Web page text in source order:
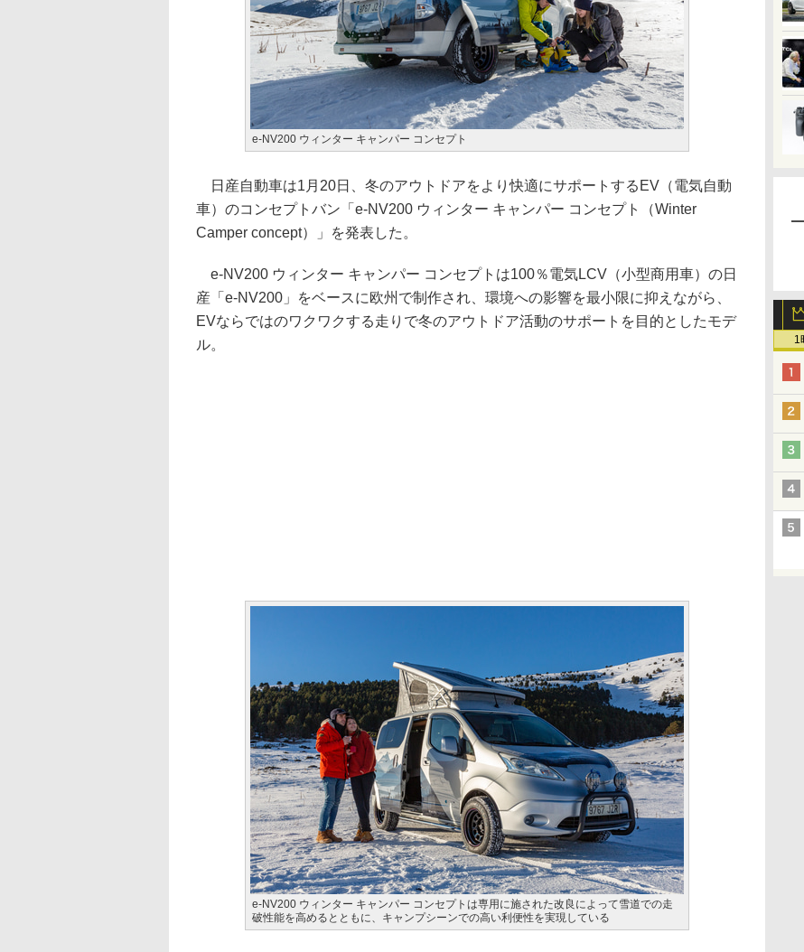
1
e-NV200 ウィンター キャンパー コンセプト
日産自動車は1月20日、冬のアウトドアをより快適にサポートするEV（電気自動
車）のコンセプトバン「e-NV200 ウィンター キャンパー コンセプト（Winter
Camper concept）」を発表した。
e-NV200 ウィンター キャンパー コンセプトは100％電気LCV（小型商用車）の日
産「e-NV200」をベースに欧州で制作され、環境への影響を最小限に抑えながら、
EVならではのワクワクする走りで冬のアウトドア活動のサポートを目的としたモデ
ル。
e-NV200 ウィンター キャンパー コンセプトは専用に施された改良によって雪道での走
破性能を高めるとともに、キャンプシーンでの高い利便性を実現している